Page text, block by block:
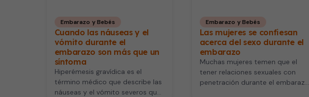
Embarazo y Bebés
Cuando las náuseas y el
vómito durante el
embarazo son más que un
síntoma
Hiperémesis gravídica es el
término médico que describe las
náuseas y el vómito severos que
Embarazo y Bebés
Las mujeres se confiesan
acerca del sexo durante el
embarazo
Muchas mujeres temen que el
tener relaciones sexuales con
penetración durante el embarazo